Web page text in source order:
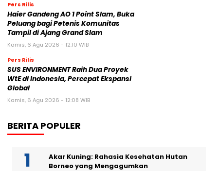
Pers Rilis
Haier Gandeng AO 1 Point Slam, Buka
Peluang bagi Petenis Komunitas
Tampil di Ajang Grand Slam
Kamis, 6 Agu 2026 - 12:10 WIB
Pers Rilis
SUS ENVIRONMENT Raih Dua Proyek
WtE di Indonesia, Percepat Ekspansi
Global
Kamis, 6 Agu 2026 - 12:08 WIB
BERITA POPULER
Akar Kuning: Rahasia Kesehatan Hutan
Borneo yang Mengagumkan